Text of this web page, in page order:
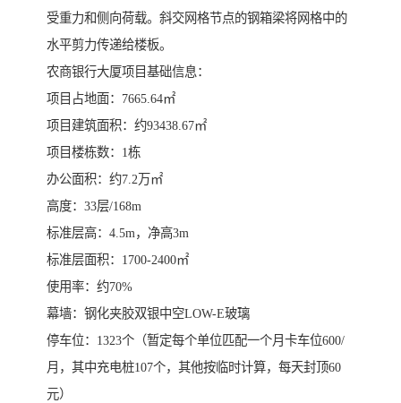
受重力和侧向荷载。斜交网格节点的钢箱梁将网格中的
水平剪力传递给楼板。
农商银行大厦项目基础信息：
项目占地面：7665.64㎡
项目建筑面积：约93438.67㎡
项目楼栋数：1栋
办公面积：约7.2万㎡
高度：33层/168m
标准层高：4.5m，净高3m
标准层面积：1700-2400㎡
使用率：约70%
幕墙：钢化夹胶双银中空LOW-E玻璃
停车位：1323个（暂定每个单位匹配一个月卡车位600/
月，其中充电桩107个，其他按临时计算，每天封顶60
元）